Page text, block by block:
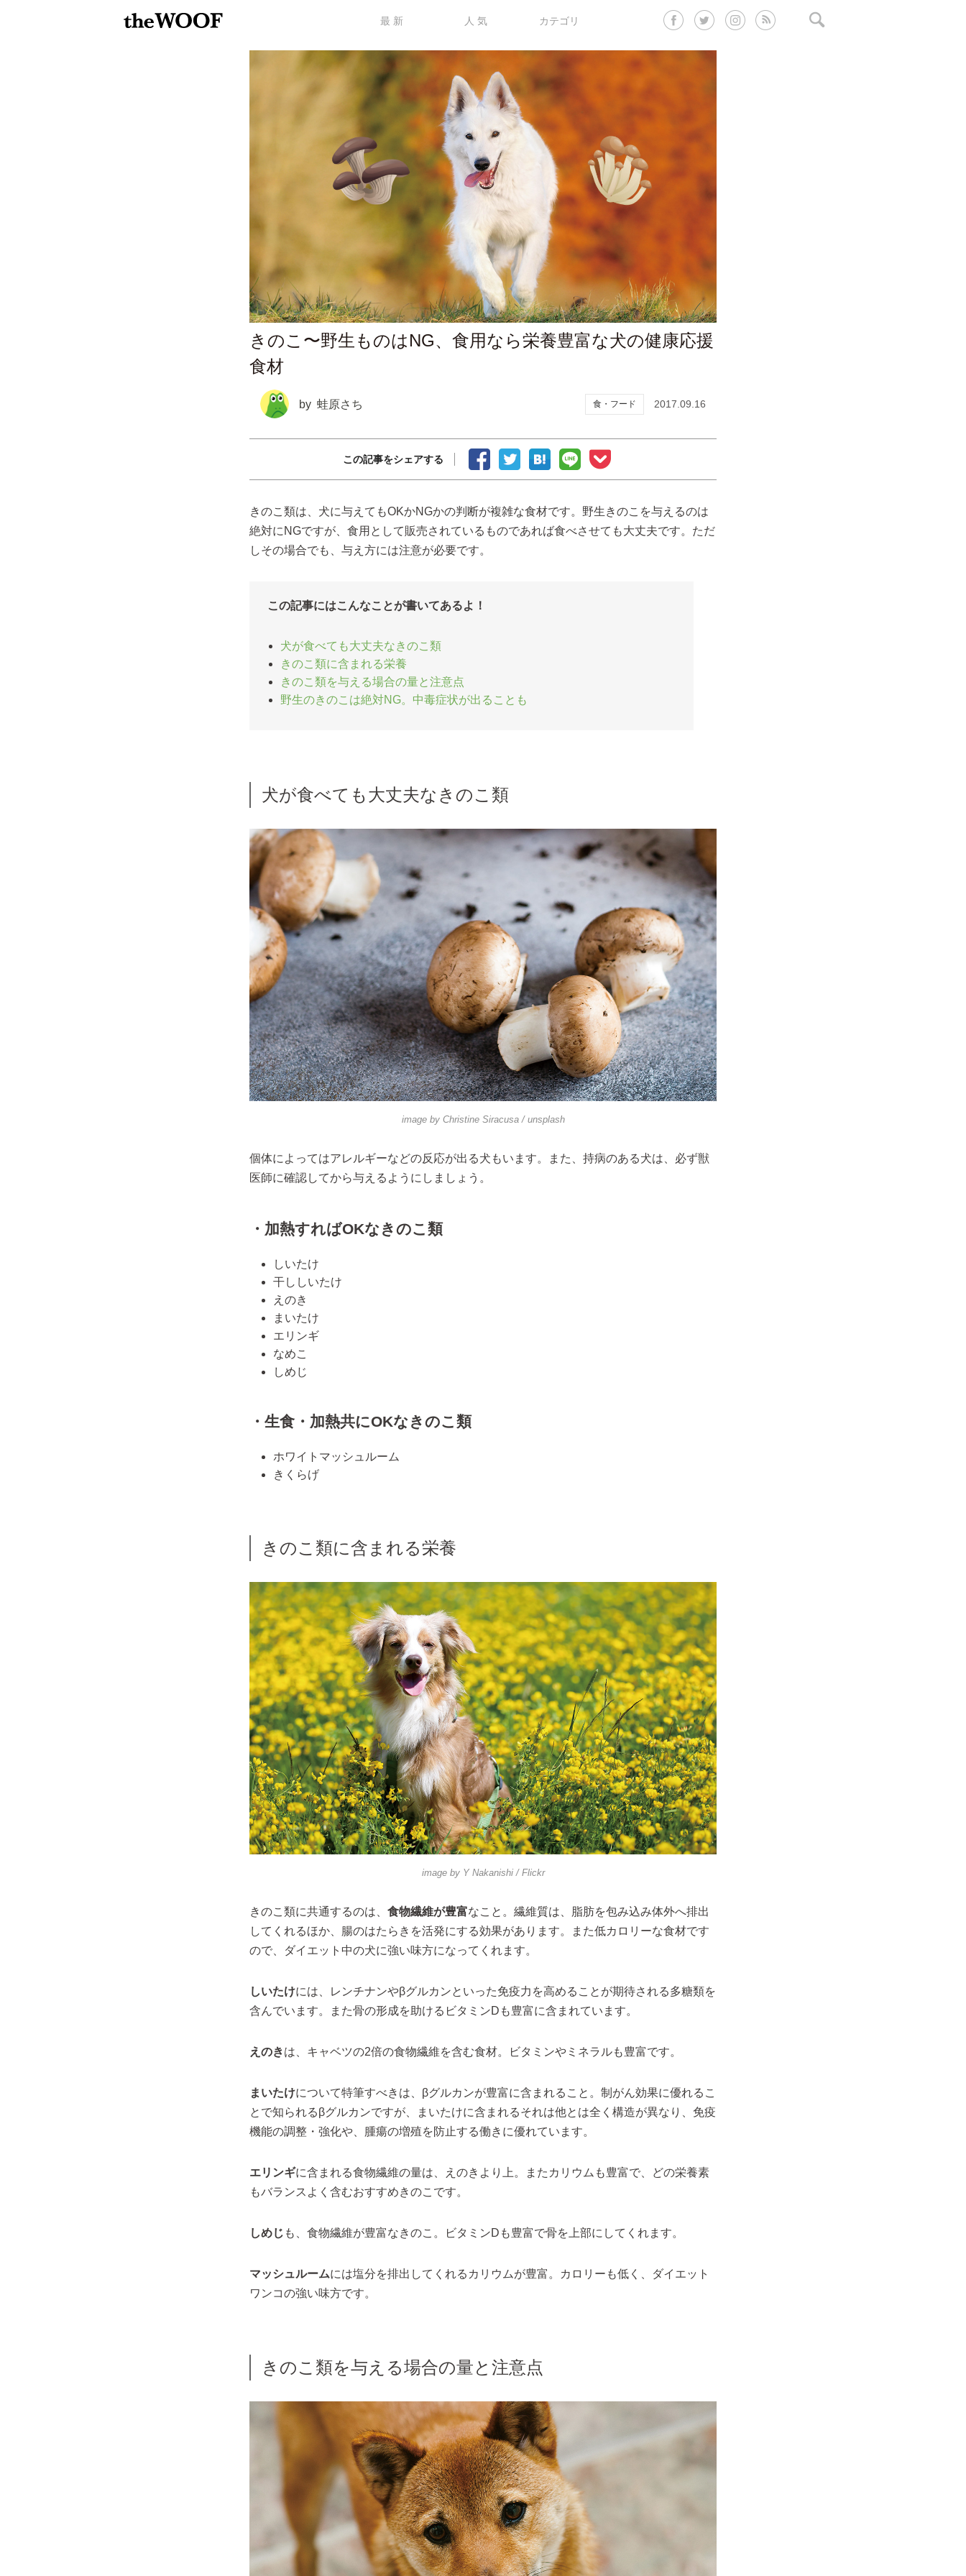
最 新 人 気 カテゴリ
きのこ〜野生ものはNG、食用なら栄養豊富な犬の健康応援
食材
by 蛙原さち 食・フード 2017.09.16
この記事をシェアする
きのこ類は、犬に与えてもOKかNGかの判断が複雑な食材です。野生きのこを与えるのは
絶対にNGですが、食用として販売されているものであれば食べさせても大丈夫です。ただ
しその場合でも、与え方には注意が必要です。
この記事にはこんなことが書いてあるよ！
犬が食べても大丈夫なきのこ類
きのこ類に含まれる栄養
きのこ類を与える場合の量と注意点
野生のきのこは絶対NG。中毒症状が出ることも
犬が食べても大丈夫なきのこ類
image by Christine Siracusa/ unsplash
個体によってはアレルギーなどの反応が出る犬もいます。また、持病のある犬は、必ず獣
医師に確認してから与えるようにしましょう。
・加熱すればOKなきのこ類
しいたけ
干ししいたけ
えのき
まいたけ
エリンギ
なめこ
しめじ
・生食・加熱共にOKなきのこ類
ホワイトマッシュルーム
きくらげ
きのこ類に含まれる栄養
image by Y Nakanishi/ Flickr
きのこ類に共通するのは、 食物繊維が豊富なこと。繊維質は、脂肪を包み込み体外へ排出
してくれるほか、腸のはたらきを活発にする効果があります。また低カロリーな食材です
ので、ダイエット中の犬に強い味方になってくれます。
しいたけには、レンチナンやβグルカンといった免疫力を高めることが期待される多糖類を
含んでいます。また骨の形成を助けるビタミンDも豊富に含まれています。
えのきは、キャベツの2倍の食物繊維を含む食材。ビタミンやミネラルも豊富です。
まいたけについて特筆すべきは、βグルカンが豊富に含まれること。制がん効果に優れるこ
とで知られるβグルカンですが、まいたけに含まれるそれは他とは全く構造が異なり、免疫
機能の調整・強化や、腫瘍の増殖を防止する働きに優れています。
エリンギに含まれる食物繊維の量は、えのきより上。またカリウムも豊富で、どの栄養素
もバランスよく含むおすすめきのこです。
しめじ も、食物繊維が豊富なきのこ。ビタミンDも豊富で骨を上部にしてくれます。
マッシュルームには塩分を排出してくれるカリウムが豊富。カロリーも低く、ダイエット
ワンコの強い味方です。
きのこ類を与える場合の量と注意点